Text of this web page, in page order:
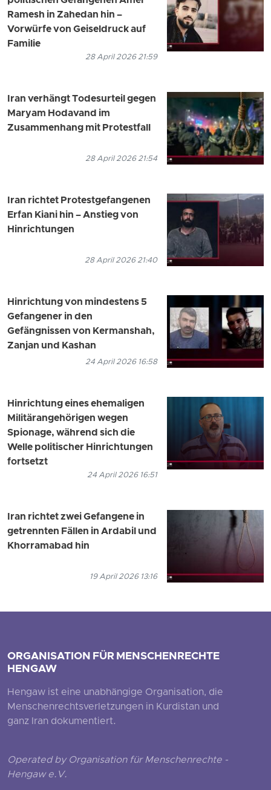
Ramesh in Zahedan hin –
Vorwürfe von Geiseldruck auf
Familie
28 April 2026 21:59
Iran verhängt Todesurteil gegen
Maryam Hodavand im
Zusammenhang mit Protestfall
28 April 2026 21:54
Iran richtet Protestgefangenen
Erfan Kiani hin – Anstieg von
Hinrichtungen
28 April 2026 21:40
Hinrichtung von mindestens 5
Gefangener in den
Gefängnissen von Kermanshah,
Zanjan und Kashan
24 April 2026 16:58
Hinrichtung eines ehemaligen
Militärangehörigen wegen
Spionage, während sich die
Welle politischer Hinrichtungen
fortsetzt
24 April 2026 16:51
Iran richtet zwei Gefangene in
getrennten Fällen in Ardabil und
Khorramabad hin
19 April 2026 13:16
ORGANISATION FÜR MENSCHENRECHTE
HENGAW
Hengaw ist eine unabhängige Organisation, die
Menschenrechtsverletzungen in Kurdistan und
ganz Iran dokumentiert.
Operated by Organisation für Menschenrechte -
Hengaw e.V.